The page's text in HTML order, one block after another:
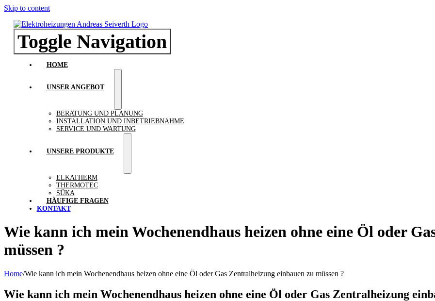
Skip to content
Toggle Navigation
HOME
UNSER ANGEBOT
BERATUNG UND PLANUNG
INSTALLATION UND INBETRIEBNAHME
SERVICE UND WARTUNG
UNSERE PRODUKTE
ELKATHERM
THERMOTEC
SÜKA
HÄUFIGE FRAGEN
KONTAKT
Wie kann ich mein Wochenendhaus heizen ohne eine Öl oder
müssen ?
Home/Wie kann ich mein Wochenendhaus heizen ohne eine Öl oder Gas Zentralheizung einbauen zu müssen ?
Wie kann ich mein Wochenendhaus heizen ohne eine Öl oder Gas Zentralheizung